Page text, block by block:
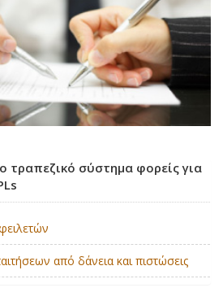
τραπεζικό σύστημα φορείς για
από δάνεια και πιστώσεις